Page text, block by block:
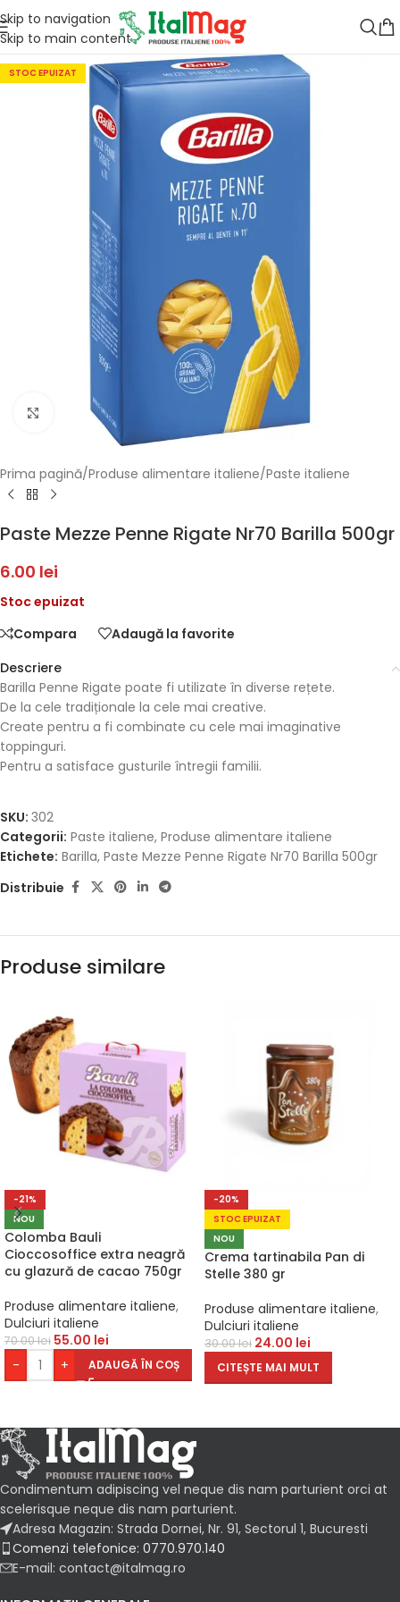
Skip to navigation
Skip to main content
STOC EPUIZAT
Faceți click pentru a mări
Prima pagină/Produse alimentare italiene/Paste italiene
Paste Mezze Penne Rigate Nr70 Barilla 500gr
6.00 lei
Stoc epuizat
Compara
Adaugă la favorite
Descriere
Barilla Penne Rigate poate fi utilizate în diverse rețete.
De la cele tradiționale la cele mai creative.
Create pentru a fi combinate cu cele mai imaginative
toppinguri.
Pentru a satisface gusturile întregii familii.
SKU: 302
Categorii: Paste italiene, Produse alimentare italiene
Etichete: Barilla, Paste Mezze Penne Rigate Nr70 Barilla 500gr
Distribuie
Produse similare
-21%
NOU
Colomba Bauli
Cioccosoffice extra neagră
cu glazură de cacao 750gr
Produse alimentare italiene,
Dulciuri italiene
70.00lei 55.00 lei
-
+ ADAUGĂ ÎN COȘ
-20%
STOC EPUIZAT
NOU
Crema tartinabila Pan di
Stelle 380 gr
Produse alimentare italiene,
Dulciuri italiene
30.00lei 24.00 lei
CITEȘTE MAI MULT
Condimentum adipiscing vel neque dis nam parturient orci at
scelerisque neque dis nam parturient.
Adresa Magazin: Strada Dornei, Nr. 91, Sectorul 1, Bucuresti
Comenzi telefonice: 0770.970.140
E-mail: contact@italmag.ro